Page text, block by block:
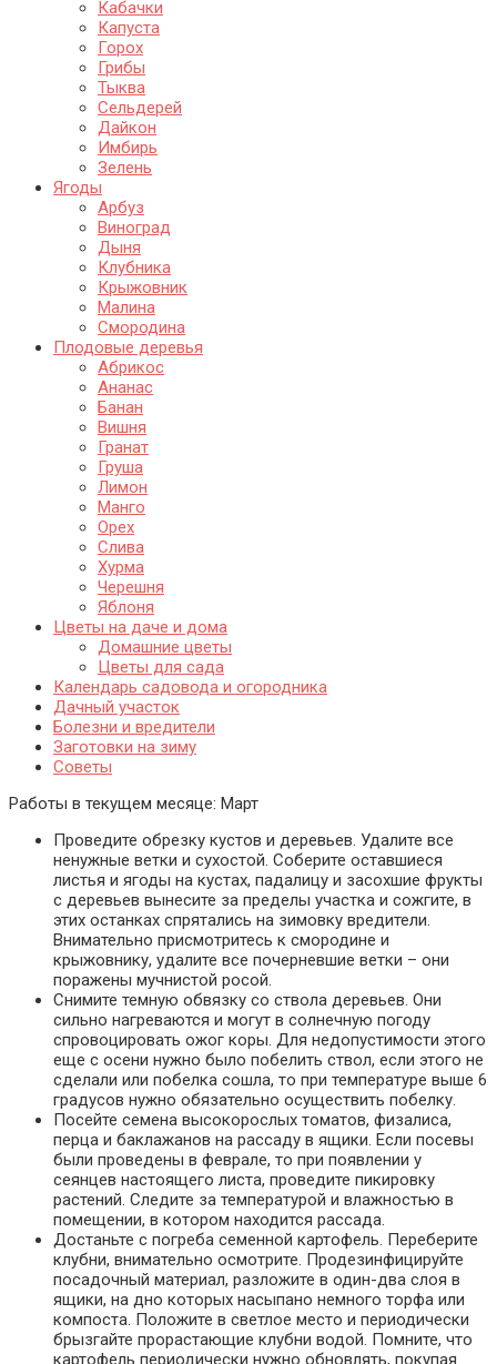
Кабачки
Капуста
Горох
Грибы
Тыква
Сельдерей
Дайкон
Имбирь
Зелень
Ягоды
Арбуз
Виноград
Дыня
Клубника
Крыжовник
Малина
Смородина
Плодовые деревья
Абрикос
Ананас
Банан
Вишня
Гранат
Груша
Лимон
Манго
Орех
Слива
Хурма
Черешня
Яблоня
Цветы на даче и дома
Домашние цветы
Цветы для сада
Календарь садовода и огородника
Дачный участок
Болезни и вредители
Заготовки на зиму
Советы
Работы в текущем месяце: Март
Проведите обрезку кустов и деревьев. Удалите все
ненужные ветки и сухостой. Соберите оставшиеся
листья и ягоды на кустах, падалицу и засохшие фрукты
с деревьев вынесите за пределы участка и сожгите, в
этих останках спрятались на зимовку вредители.
Внимательно присмотритесь к смородине и
крыжовнику, удалите все почерневшие ветки – они
поражены мучнистой росой.
Снимите темную обвязку со ствола деревьев. Они
сильно нагреваются и могут в солнечную погоду
спровоцировать ожог коры. Для недопустимости этого
еще с осени нужно было побелить ствол, если этого не
сделали или побелка сошла, то при температуре выше 6
градусов нужно обязательно осуществить побелку.
Посейте семена высокорослых томатов, физалиса,
перца и баклажанов на рассаду в ящики. Если посевы
были проведены в феврале, то при появлении у
сеянцев настоящего листа, проведите пикировку
растений. Следите за температурой и влажностью в
помещении, в котором находится рассада.
Достаньте с погреба семенной картофель. Переберите
клубни, внимательно осмотрите. Продезинфицируйте
посадочный материал, разложите в один-два слоя в
ящики, на дно которых насыпано немного торфа или
компоста. Положите в светлое место и периодически
брызгайте прорастающие клубни водой. Помните, что
картофель периодически нужно обновлять, покупая